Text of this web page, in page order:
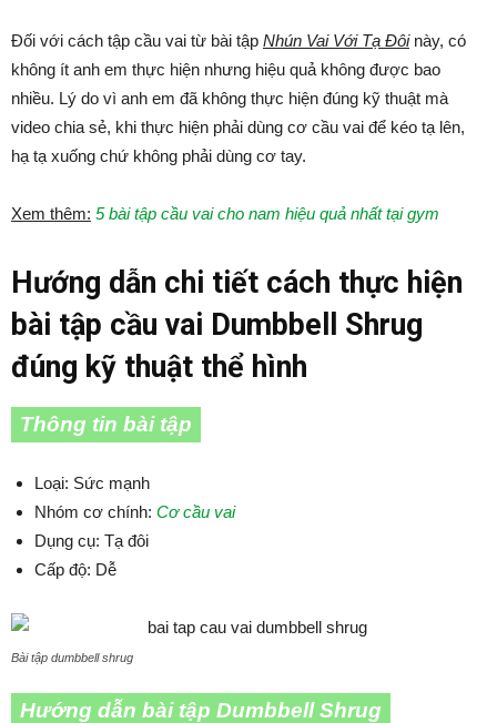
Đối với cách tập cầu vai từ bài tập Nhún Vai Với Tạ Đôinày, có
không ít anh em thực hiện nhưng hiệu quả không được bao
nhiều. Lý do vì anh em đã không thực hiện đúng kỹ thuật mà
video chia sẻ, khi thực hiện phải dùng cơ cầu vai để kéo tạ lên,
hạ tạ xuống chứ không phải dùng cơ tay.
Xem thêm: 5 bài tập cầu vai cho nam hiệu quả nhất tại gym
Hướng dẫn chi tiết cách thực hiện
bài tập cầu vai Dumbbell Shrug
đúng kỹ thuật thể hình
Thông tin bài tập
Loại: Sức mạnh
Nhóm cơ chính: Cơ cầu vai
Dụng cụ: Tạ đôi
Cấp độ: Dễ
Bài tập dumbbell shrug
Hướng dẫn bài tập Dumbbell Shrug